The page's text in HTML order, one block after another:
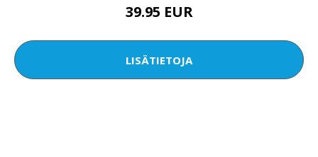
39.95 EUR
LISÄTIETOJA